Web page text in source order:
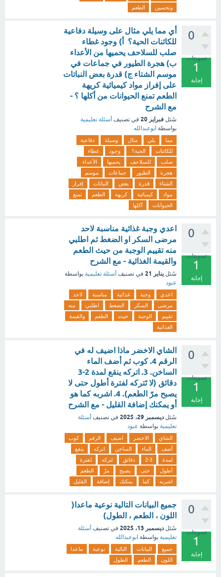
وتحسين
الطعم
0
تصويتات
1
إجابة
أي مما يلي مثال على وسيلة دفاعية
للكائنات الحية؟ أ) وجود غطاء
صلب للسلاحف يحميها من الأعداء
ب) هجرة الطيور في جماعات في
موسم الشتاء ج) قدرة بعض النباتات
على إفراز مواد كيميائية كريهة
الطعم تمنع الحيوانات من أكلها ؟ -
مع الشرح
سُئل فبراير 20 في تصنيف أسئلة تعليمية
بواسطة ابوعبدالله
مما يلي مثال وسيلة
دفاعية
للكائنات
الحية؟ وجود
غطاء
صلب
للسلاحف يحميها
الأعداء
هجرة
الطيور جماعات
موسم
الشتاء
قدرة بعض النباتات
إفراز
مواد
كيميائية كريهة الطعم
تمنع
الحيوانات
أكلها
0
تصويتات
1
إجابة
اعدي وجبة غذائية مناسبة لاحد
مرضى السكر او الضغط ثم اطلبي
منه تقييم الوجبة من حيث الطعم
والقيمة الغذائية - مع الشرح
سُئل يناير 21 في تصنيف أسئلة تعليمية بواسطة
عبود
اعدي وجبة غذائية مناسبة
لاحد
مرضى
السكر الضغط اطلبي
منه
تقييم
الوجبة حيث الطعم
والقيمة
الغذائية
0
تصويتات
1
إجابة
الشاي الاخضر ماذا اضيف له في
الرقم 4. كوب ثم أضف الماء
الساخن. 3. اتركه ينقع لمدة 2-3
دقائق (لا تَتركه لفترة أطول حتى لا
يصبح مرّ الطعم). 4. اشربه كما هو
أو يمكنك إضافة القليل - مع الشرح
سُئل ديسمبر 29، 2025 في تصنيف أسئلة
تعليمية بواسطة عبود
الشاي الاخضر اضيف الرقم
كوب
أضف
الماء الساخن اتركه
ينقع
لمدة
2-3 دقائق تَتركه
لفترة
أطول
حتى يصبح مرّ
الطعم
اشربه
كما يمكنك إضافة القليل
0
تصويتات
1
إجابة
جميع البيانات التالية نوعية ماعدا(
اللون ، الطعم ، الطول)
سُئل ديسمبر 13، 2025 في تصنيف أسئلة
تعليمية بواسطة ابوعبدالله
جميع البيانات التالية نوعية
ماعدا
اللون
الطعم الطول